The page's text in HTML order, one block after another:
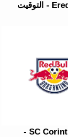
PEC Zwolle ضد AFC Ajax في قمة Eredivisie - التوقيت
مباراة RB Bragantino ضد SC Corinthians Paulista -